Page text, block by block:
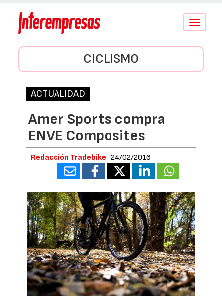
Conmutar
CICLISMO
ACTUALIDAD
Amer Sports compra
ENVE Composites
Redacción Tradebike 24/02/2016